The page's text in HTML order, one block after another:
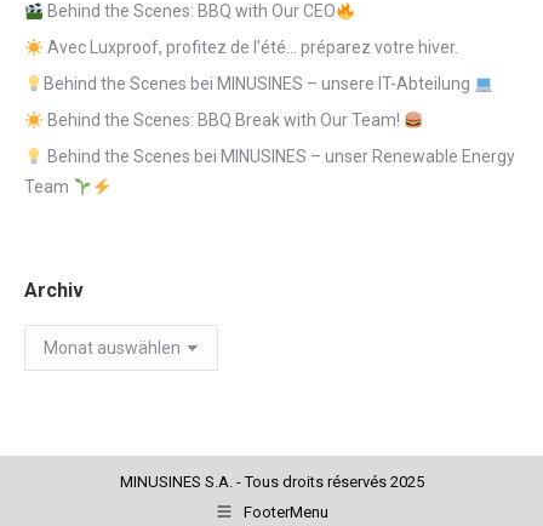
Behind the Scenes: BBQ with Our CEO
Avec Luxproof, profitez de l’été… préparez votre hiver.
Behind the Scenes bei MINUSINES – unsere IT-Abteilung
Behind the Scenes: BBQ Break with Our Team!
Behind the Scenes bei MINUSINES – unser Renewable Energy
Team
Archiv
Archiv
MINUSINES S.A. - Tous droits réservés 2025
FooterMenu